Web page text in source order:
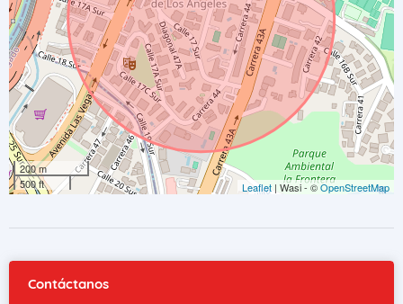
200 m
500 ft
Leaflet | Wasi - ©OpenStreetMap
Contáctanos